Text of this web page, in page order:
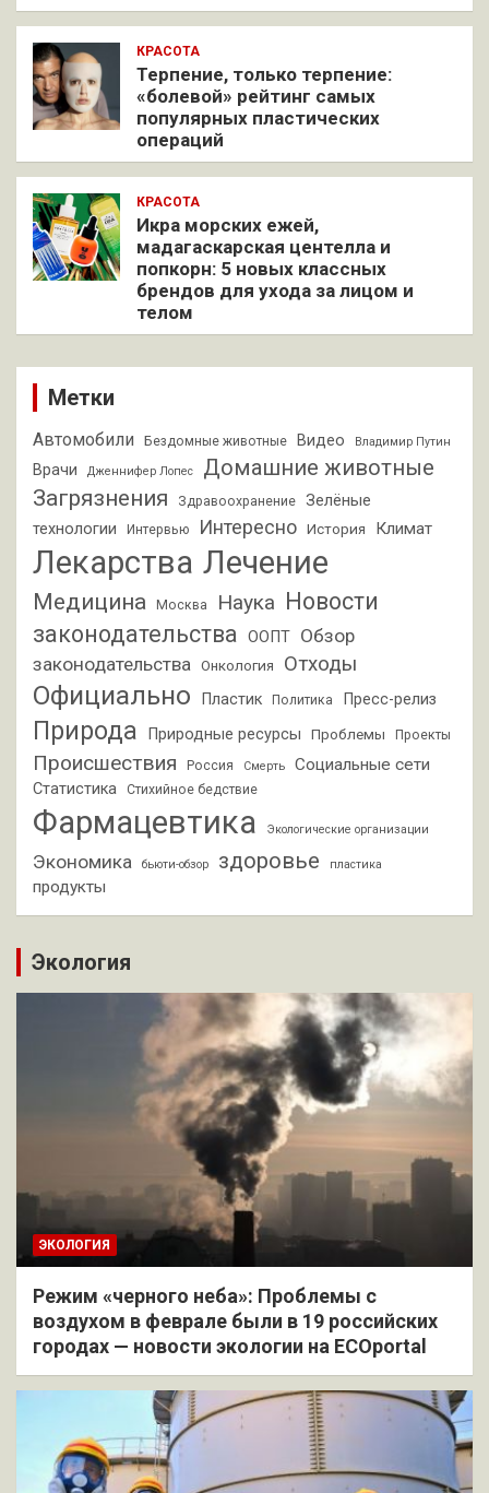
КРАСОТА
Терпение, только терпение:
«болевой» рейтинг самых
популярных пластических
операций
КРАСОТА
Икра морских ежей,
мадагаскарская центелла и
попкорн: 5 новых классных
брендов для ухода за лицом и
телом
Метки
Автомобили Бездомные животные Видео Владимир Путин
Врачи Дженнифер Лопес
Домашние животные
Загрязнения
Здравоохранение
Зелёные
технологии
Интервью Интересно История Климат
Лекарства Лечение
Медицина Москва Наука Новости
законодательства
ООПТ Обзор
законодательства
Онкология Отходы
Официально Пластик Политика Пресс-релиз
Природа Природные ресурсы Проблемы Проекты
Происшествия Россия Смерть Социальные сети
Статистика Стихийное бедствие
Фармацевтика Экологические организации
Экономика бьюти-обзор здоровье пластика
продукты
Экология
ЭКОЛОГИЯ
Режим «черного неба»: Проблемы с
воздухом в феврале были в 19 российских
городах — новости экологии на ECOportal